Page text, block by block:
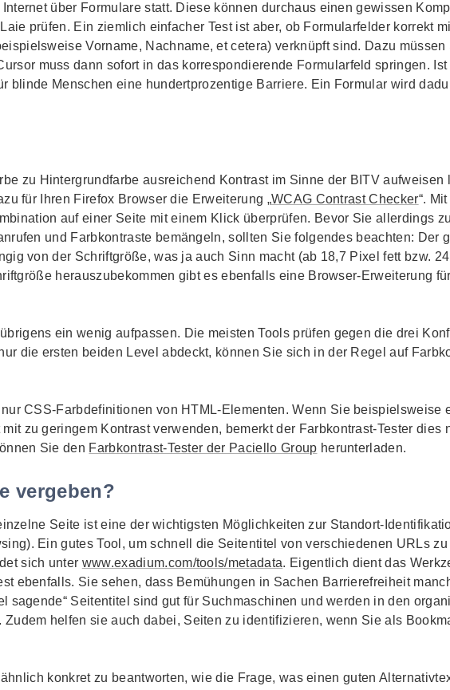
über Formulare statt. Diese können durchaus einen gewissen
prüfen. Ein ziemlich einfacher Test ist aber, ob Formularfelder korrekt
Vorname, Nachname, et cetera) verknüpft sind. Dazu müssen
muss dann sofort in das korrespondierende Formularfeld springen. Ist
blinde Menschen eine hundertprozentige Barriere. Ein Formular wird
zu Hintergrundfarbe ausreichend Kontrast im Sinne der BITV aufweisen
für Ihren Firefox Browser die Erweiterung „WCAG Contrast Checker“.
auf einer Seite mit einem Klick überprüfen. Bevor Sie allerdings
und Farbkontraste bemängeln, sollten Sie folgendes beachten: Der
von der Schriftgröße, was ja auch Sinn macht (ab 18,7 Pixel fett bzw.
herauszubekommen gibt es ebenfalls eine Browser-Erweiterung
ein wenig aufpassen. Die meisten Tools prüfen gegen die drei
die ersten beiden Level abdeckt, können Sie sich in der Regel auf
CSS-Farbdefinitionen von HTML-Elementen. Wenn Sie beispielsweise
zu geringem Kontrast verwenden, bemerkt der Farbkontrast-Tester dies
Sie den Farbkontrast-Tester der Paciello Group herunterladen.
vergeben?
Seite ist eine der wichtigsten Möglichkeiten zur
). Ein gutesTool , um schnell die Seitentitel von verschiedenen URLs
sich unter www.exadium.com/tools/metadata. Eigentlich dient das
ebenfalls. Sie sehen, dass Bemühungen in Sachen Barrierefreiheit
sagende“ Seitentitel sind gut für Suchmaschinen und werden in den
helfen sie auch dabei, Seiten zu identifizieren, wenn Sie als
konkret zu beantworten, wie die Frage, was einen guten